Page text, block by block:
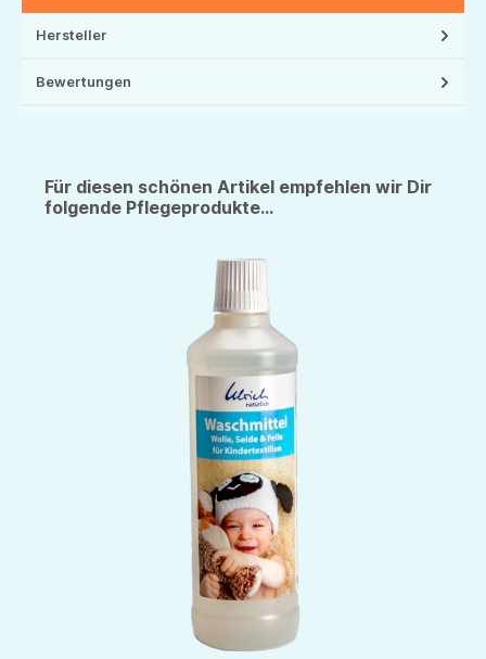
Hersteller
Bewertungen
Für diesen schönen Artikel empfehlen wir Dir
folgende Pflegeprodukte...